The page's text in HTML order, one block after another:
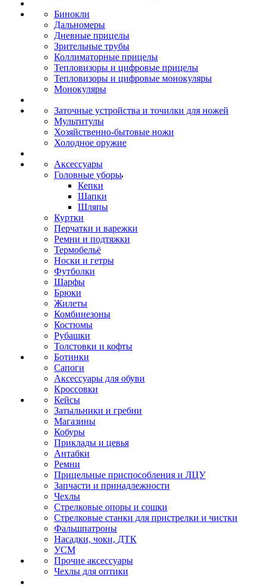
Бинокли
Дальномеры
Дневные прицелы
Зрительные трубы
Коллиматорные прицелы
Тепловизоры и цифровые прицелы
Тепловизоры и цифровые монокуляры
Монокуляры
Заточные устройства и точилки для ножей
Мультитулы
Хозяйственно-бытовые ножи
Холодное оружие
Аксессуары
Головные уборы
Кепки
Шапки
Шляпы
Куртки
Перчатки и варежки
Ремни и подтяжки
Термобельё
Носки и гетры
Футболки
Шарфы
Брюки
Жилеты
Комбинезоны
Костюмы
Рубашки
Толстовки и кофты
Ботинки
Сапоги
Аксессуары для обуви
Кроссовки
Кейсы
Затыльники и гребни
Магазины
Кобуры
Приклады и цевья
Антабки
Ремни
Прицельные приспособления и ЛЦУ
Запчасти и принадлежности
Чехлы
Стрелковые опоры и сошки
Стрелковые станки для пристрелки и чистки
Фальшпатроны
Насадки, чоки, ДТК
УСМ
Прочие аксессуары
Чехлы для оптики